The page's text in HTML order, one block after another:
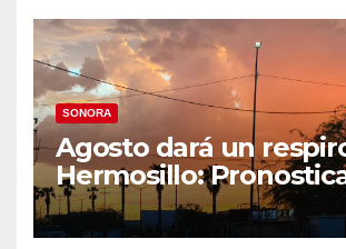
SONORA
Agosto dará un
Hermosillo:
semana lluviosa y
temperaturas de